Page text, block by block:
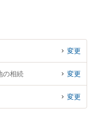
変更
の相続 変更
変更